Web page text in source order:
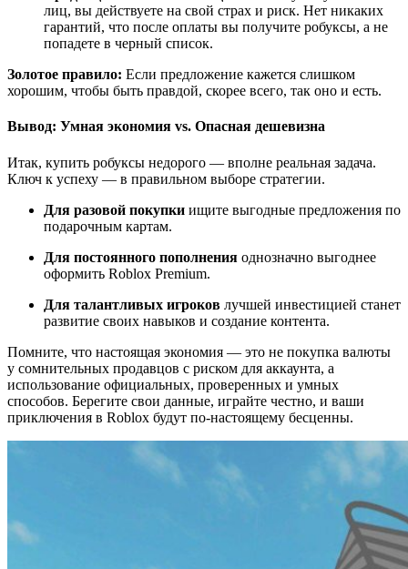
лиц, вы действуете на свой страх и риск. Нет никаких
гарантий, что после оплаты вы получите робуксы, а не
попадете в черный список.
Золотое правило: Если предложение кажется слишком
хорошим, чтобы быть правдой, скорее всего, так оно и есть.
Вывод: Умная экономия vs. Опасная дешевизна
Итак, купить робуксы недорого — вполне реальная задача.
Ключ к успеху — в правильном выборе стратегии.
Для разовой покупки ищите выгодные предложения по
подарочным картам.
Для постоянного пополнения однозначно выгоднее
оформить Roblox Premium.
Для талантливых игроков лучшей инвестицией станет
развитие своих навыков и создание контента.
Помните, что настоящая экономия — это не покупка валюты
у сомнительных продавцов с риском для аккаунта, а
использование официальных, проверенных и умных
способов. Берегите свои данные, играйте честно, и ваши
приключения в Roblox будут по-настоящему бесценны.